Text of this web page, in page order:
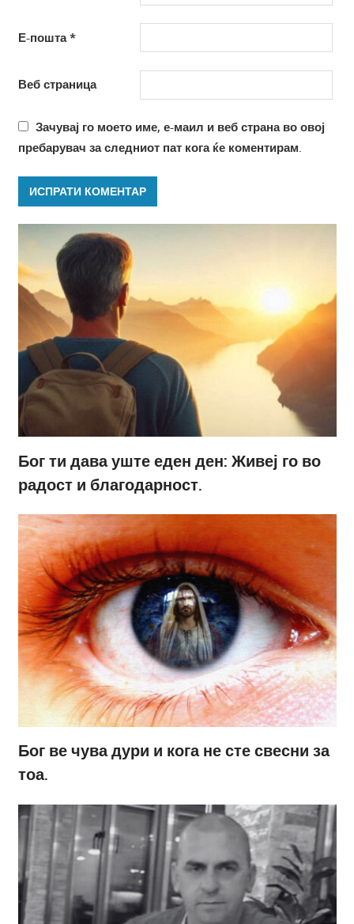
Е-пошта*
Веб страница
Зачувај го моето име, е-маил и веб страна во овој
пребарувач за следниот пат кога ќе коментирам.
Бог ти дава уште еден ден: Живеј го во
радост и благодарност.
Бог ве чува дури и кога не сте свесни за
тоа.